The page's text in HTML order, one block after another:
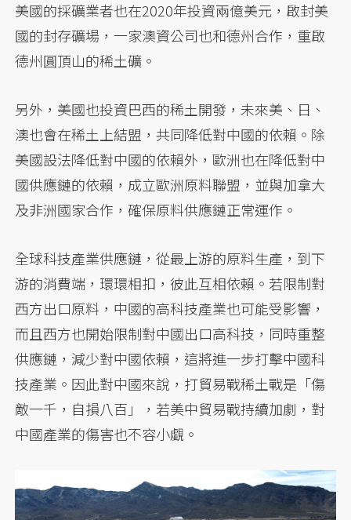
美國的採礦業者也在2020年投資兩億美元，啟封美
國的封存礦場，一家澳資公司也和德州合作，重啟
德州圓頂山的稀土礦。
另外，美國也投資巴西的稀土開發，未來美、日、
澳也會在稀土上結盟，共同降低對中國的依賴。除
美國設法降低對中國的依賴外，歐洲也在降低對中
國供應鏈的依賴，成立歐洲原料聯盟，並與加拿大
及非洲國家合作，確保原料供應鏈正常運作。
全球科技產業供應鏈，從最上游的原料生產，到下
游的消費端，環環相扣，彼此互相依賴。若限制對
西方出口原料，中國的高科技產業也可能受影響，
而且西方也開始限制對中國出口高科技，同時重整
供應鏈，減少對中國依賴，這將進一步打擊中國科
技產業。因此對中國來說，打貿易戰稀土戰是「傷
敵一千，自損八百」，若美中貿易戰持續加劇，對
中國產業的傷害也不容小覷。